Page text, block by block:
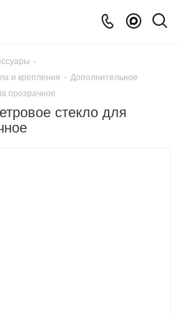
-
и крепления - Дополнительное
прозрачное
стекло для